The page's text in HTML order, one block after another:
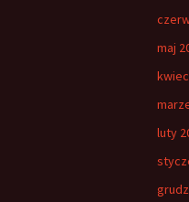
maj
luty